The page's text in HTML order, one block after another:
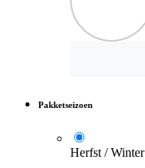
Pakketseizoen
Herfst / Winter